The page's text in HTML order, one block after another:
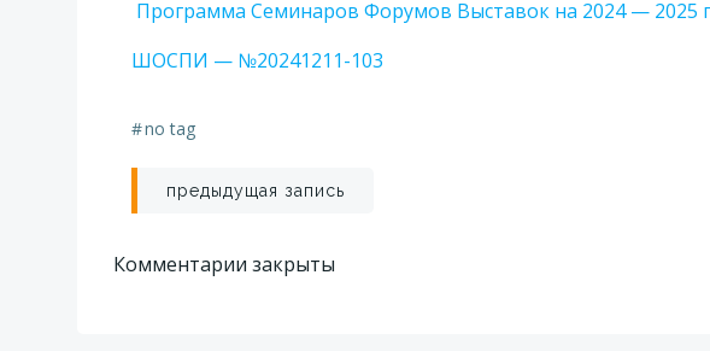
Программа Семинаров Форумов Выставок на 2024 — 2025
ШОСПИ — №20241211-103
#no tag
Навигация
по
предыдущая запись
Комментарии закрыты